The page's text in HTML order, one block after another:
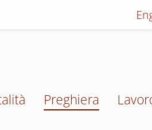
Preghiera